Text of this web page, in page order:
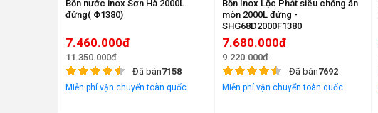
Bồn nước inox Sơn Hà 2000L
đứng( Φ1380)
7.460.000đ
11.350.000đ
Đã bán7158
Miễn phí vận chuyển toàn quốc
Bồn Inox Lộc Phát siêu chống ăn
mòn 2000L đứng -
SHG68D2000F1380
7.680.000đ
9.220.000đ
Đã bán7692
Miễn phí vận chuyển toàn quốc